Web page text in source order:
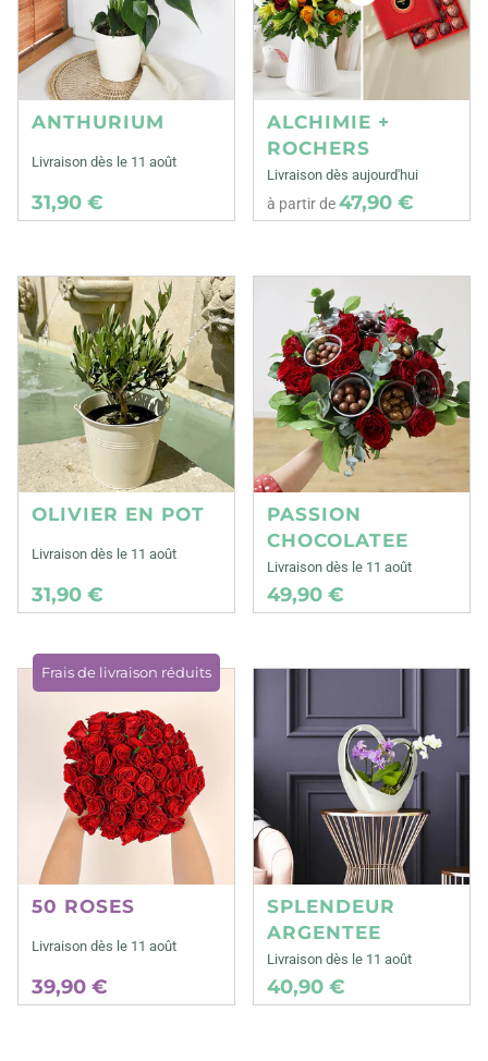
ANTHURIUM
Livraison dès le 11 août
31,90 €
ALCHIMIE +
ROCHERS
Livraison dès aujourd'hui
à partir de47,90 €
OLIVIER EN POT
Livraison dès le 11 août
31,90 €
PASSION
CHOCOLATEE
Livraison dès le 11 août
49,90 €
Frais de livraison réduits
50 ROSES
Livraison dès le 11 août
39,90 €
SPLENDEUR
ARGENTEE
Livraison dès le 11 août
40,90 €